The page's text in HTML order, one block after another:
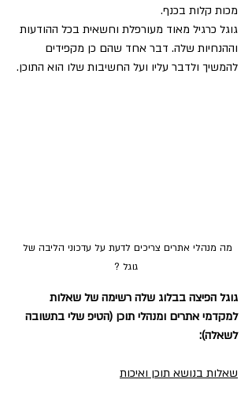
מכות קלות בכנף.
גוגל כרגיל מאוד מעורפלת וחשאית בכל ההודעות
וההנחיות שלה. דבר אחד שהם כן מקפידים
להמשיך ולדבר עליו ועל החשיבות שלו הוא התוכן.
מה מנהלי אתרים צריכים לדעת על עדכוני הליבה של
גוגל ?
גוגל הפיצה בבלוג שלה רשימה של שאלות
למקדמי אתרים ומנהלי תוכן (הטיפ שלי בתשובה
לשאלה):
שאלות בנושא תוכן ואיכות